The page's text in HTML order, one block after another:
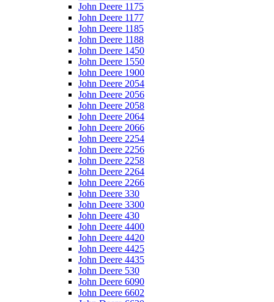
John Deere 1175
John Deere 1177
John Deere 1185
John Deere 1188
John Deere 1450
John Deere 1550
John Deere 1900
John Deere 2054
John Deere 2056
John Deere 2058
John Deere 2064
John Deere 2066
John Deere 2254
John Deere 2256
John Deere 2258
John Deere 2264
John Deere 2266
John Deere 330
John Deere 3300
John Deere 430
John Deere 4400
John Deere 4420
John Deere 4425
John Deere 4435
John Deere 530
John Deere 6090
John Deere 6602